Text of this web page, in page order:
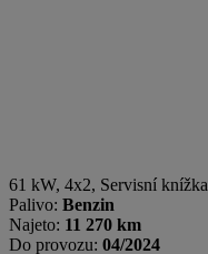
61 kW, 4x2, Servisní knížka
Palivo: Benzin
Najeto: 11 270 km
Do provozu: 04/2024